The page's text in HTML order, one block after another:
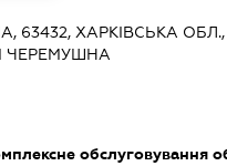
63432, ХАРКІВСЬКА
ЧЕРЕМУШНА
обслуговування